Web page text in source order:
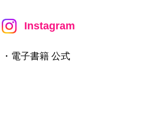
Instagram
・電子書籍 公式